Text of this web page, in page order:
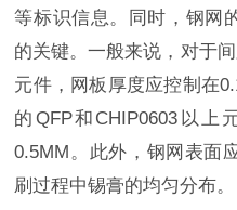
等标识信息。同时，钢网
的关键。一般来说，对于
元件，网板厚度应控制在
的QFP和CHIP0603以
0.5MM。此外，钢网表面
刷过程中锡膏的均匀分布。